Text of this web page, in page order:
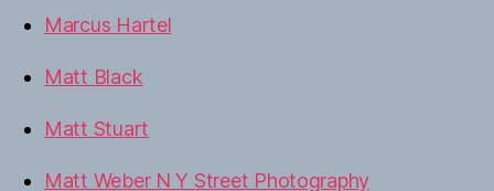
Marcus Hartel
Matt Black
Matt Stuart
Matt Weber N Y Street Photography